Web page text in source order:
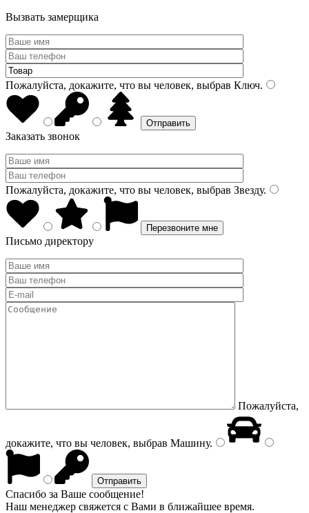
Вызвать замерщика
Пожалуйста, докажите, что вы человек, выбрав Ключ.
Заказать звонок
Пожалуйста, докажите, что вы человек, выбрав Звезду.
Письмо директору
Пожалуйста,
докажите, что вы человек, выбрав Машину.
Спасибо за Ваше сообщение!
Наш менеджер свяжется с Вами в ближайшее время.